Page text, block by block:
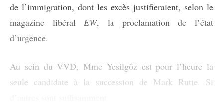
de l’immigration, dont les excès justifieraient, selon le
magazine libéral EW, la proclamation de l’état
d’urgence.
Au sein du VVD, Mme Yesilgõz est pour l’heure la
seule candidate à la succession de Mark Rutte. Si